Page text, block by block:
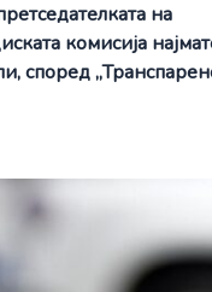
на
комисија
според